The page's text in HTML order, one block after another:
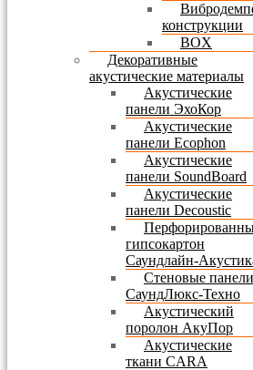
конструкции
BOX
Декоративные
акустические материалы
Акустические
панели ЭхоКор
Акустические
панели Ecophon
Акустические
панели SoundBoard
Акустические
панели Decoustic
гипсокартон
Саундлайн-
Стеновые панели
СаундЛюкс-Техно
Акустический
поролон АкуПор
Акустические
ткани CARA